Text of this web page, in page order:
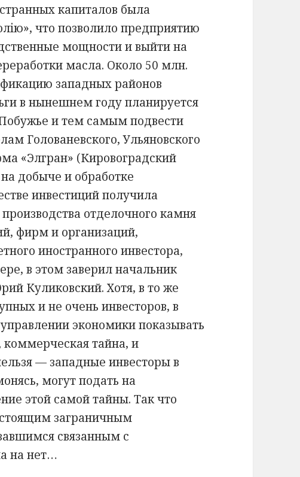
капиталов была
что позволило предприятию
мощности и выйти на
масла. Около 50 млн.
западных районов
в нынешнем году планируется
и тем самым подвести
Голованевского, Ульяновского
«Элгран» (Кировоградский
добыче и обработке
инвестиций получила
отделочного камня
фирм и организаций,
иностранного инвестора,
в этом заверил начальник
Куликовский. Хотя, в то же
и не очень инвесторов, в
экономики показывать
коммерческая тайна, и
— западные инвесторы в
могут подать на
этой самой тайны. Так что
заграничным
связанным с
на нет…